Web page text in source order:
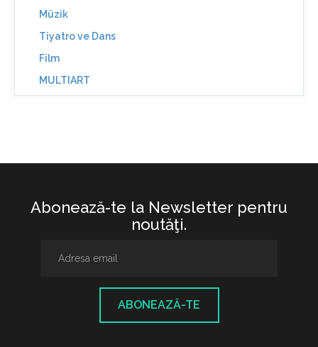
Müzik
Tiyatro ve Dans
Film
MULTIART
Abonează-te la Newsletter pentru
noutăţi.
ABONEAZĂ-TE